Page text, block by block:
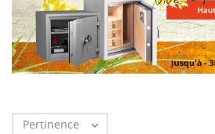
Pertinence 